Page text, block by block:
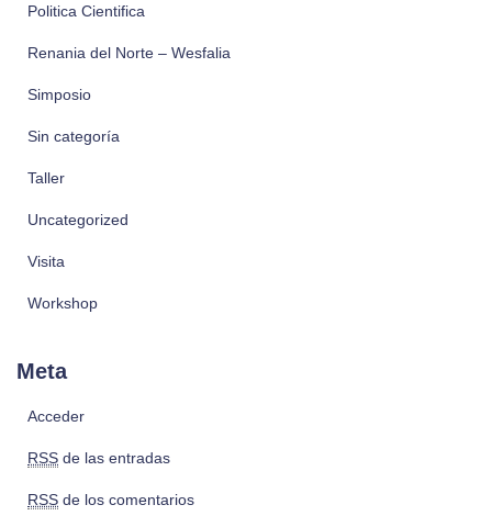
Politica Cientifica
Renania del Norte – Wesfalia
Simposio
Sin categoría
Taller
Uncategorized
Visita
Workshop
Meta
Acceder
RSS de las entradas
RSS de los comentarios